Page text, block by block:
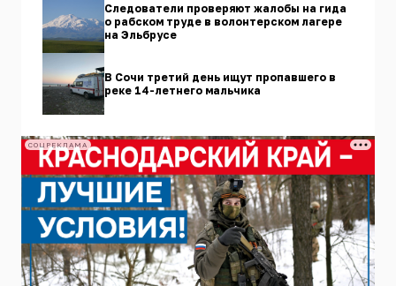
Следователи проверяют жалобы на гида
о рабском труде в волонтерском лагере
на Эльбрусе
В Сочи третий день ищут пропавшего в
реке 14-летнего мальчика
СОЦРЕКЛАМА